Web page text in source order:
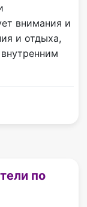
внимания и
и отдыха,
по